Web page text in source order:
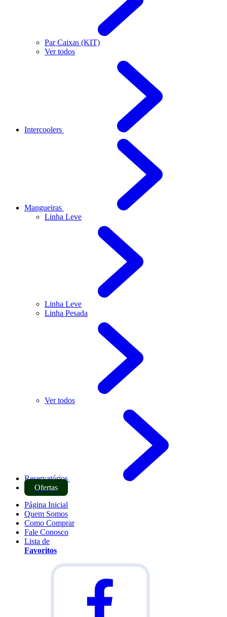
Par Caixas (KIT)
Ver todos
Intercoolers
Mangueiras
Linha Leve
Linha Leve
Linha Pesada
Ver todos
Reservatórios
Ofertas
Página Inicial
Quem Somos
Como Comprar
Fale Conosco
Lista de
Favoritos